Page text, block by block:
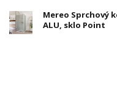
Mereo Sprchový
ALU, sklo Point